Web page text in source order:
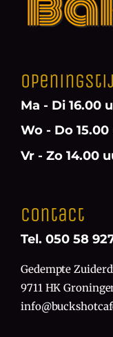
Ma - Di 16.00
Wo - Do
Vr - Zo 14.00
Contact
Tel. 050 58
Gedempte
9711 HK